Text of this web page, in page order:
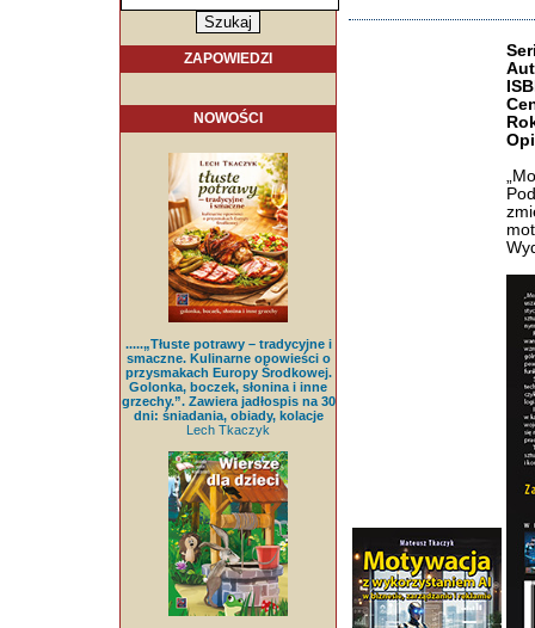
ZAPOWIEDZI
NOWOŚCI
.....„Tłuste potrawy – tradycyjne i
smaczne. Kulinarne opowieści o
przysmakach Europy Środkowej.
Golonka, boczek, słonina i inne
grzechy.”. Zawiera jadłospis na 30
dni: śniadania, obiady, kolacje
Lech Tkaczyk